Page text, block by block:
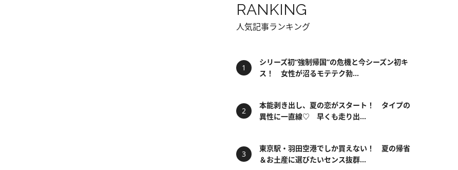
RANKING
人気記事ランキング
シリーズ初“強制帰国”の危機と今シーズン初キ
ス！ 女性が沼るモテテク勃...
本能剥き出し、夏の恋がスタート！ タイプの
異性に一直線♡ 早くも走り出...
東京駅・羽田空港でしか買えない！ 夏の帰省
＆お土産に選びたいセンス抜群...